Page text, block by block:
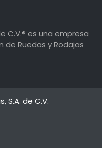
C.V.® es una empresa
de Ruedas y Rodajas
S.A. de C.V.